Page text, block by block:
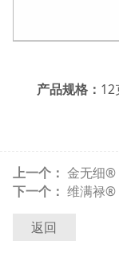
产品规格：
上一个： 金无细®
下一个： 维满禄®
返回